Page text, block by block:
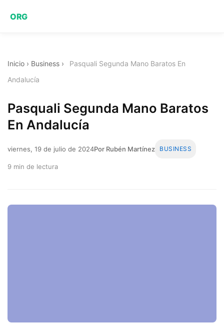
ORG
Inicio › Business ›
Pasquali Segunda Mano Baratos En
Andalucía
Pasquali Segunda Mano Baratos
En Andalucía
viernes, 19 de julio de 2024Por Rubén Martínez BUSINESS
9 min de lectura